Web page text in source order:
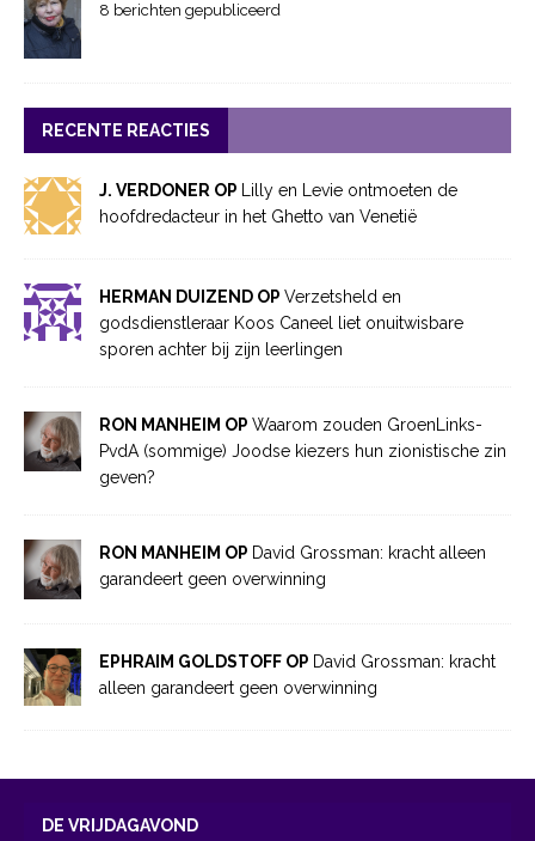
8 berichten gepubliceerd
RECENTE REACTIES
J. VERDONER OP Lilly en Levie ontmoeten de
hoofdredacteur in het Ghetto van Venetië
HERMAN DUIZEND OP Verzetsheld en
godsdienstleraar Koos Caneel liet onuitwisbare
sporen achter bij zijn leerlingen
RON MANHEIM OP Waarom zouden GroenLinks-
PvdA (sommige) Joodse kiezers hun zionistische zin
geven?
RON MANHEIM OP David Grossman: kracht alleen
garandeert geen overwinning
EPHRAIM GOLDSTOFF OP David Grossman: kracht
alleen garandeert geen overwinning
DE VRIJDAGAVOND